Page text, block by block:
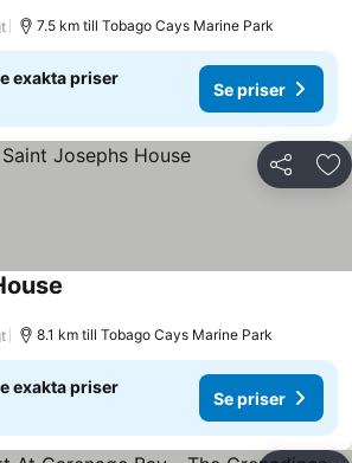
7.5 km till Tobago Cays Marine Park
exakta priser
Se priser
Dela
8.1 km till Tobago Cays Marine Park
exakta priser
Se priser